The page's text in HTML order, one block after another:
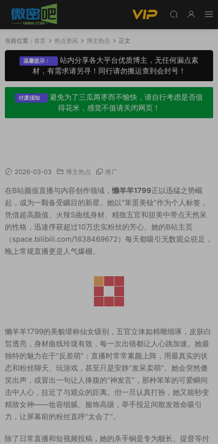
当前位置： 首页 热点资讯 博主热点 正文
温馨提示：
站内分享各大平台优质博主，无任何漏点素
材，有需求请另寻！同行请勿搬运查到会封号！
付废须知
避免为了三瓜两枣而不愉快，请自行考虑是否值
得花米，感觉不值请关闭网页！
2026-03-03 博主热点 推广
在B站颜值直播与内容创作领域， 懒羊羊1799正以迅猛之势崛
起，成为一颗备受瞩目的新星。她以“笨蛋美钕”作为个人标签，
凭借超高颜值、火辣S曲线身材、精致五官和甜美中带点天然呆
的性格，迅速俘获超过10万忠实粉丝的芳心。她的B站主页
（space.bilibili.com/1638469672）每天都吸引无数观众驻足，
晚上常规直播更是人气爆棚。
懒羊羊1799的美貌堪称仙女级别，五官立体如精雕细琢，皮肤白
皙透亮，身材曲线玲珑有致，每一次出镜都让人心跳加速。她最
独特的魅力在于“反差萌”：直播时常常素颜上阵，用最真实的状
态和粉丝聊天、玩游戏，甚至只是安静“发呆卖萌”。她会突然傻
笑出声，或冒出一句让人捧腹的“神发言”，那种笨笨的可爱瞬间
击中人心，拉近了与观众的距离。但一旦认真打扮，她又能秒变
精致女神——妆容细腻、服饰高级，举手投足间散发致命吸引
力，让屏幕前的粉丝直呼“太会了”。
除了日常直播和短视频投稿，她的杀手锏是专为舰长、提督等付